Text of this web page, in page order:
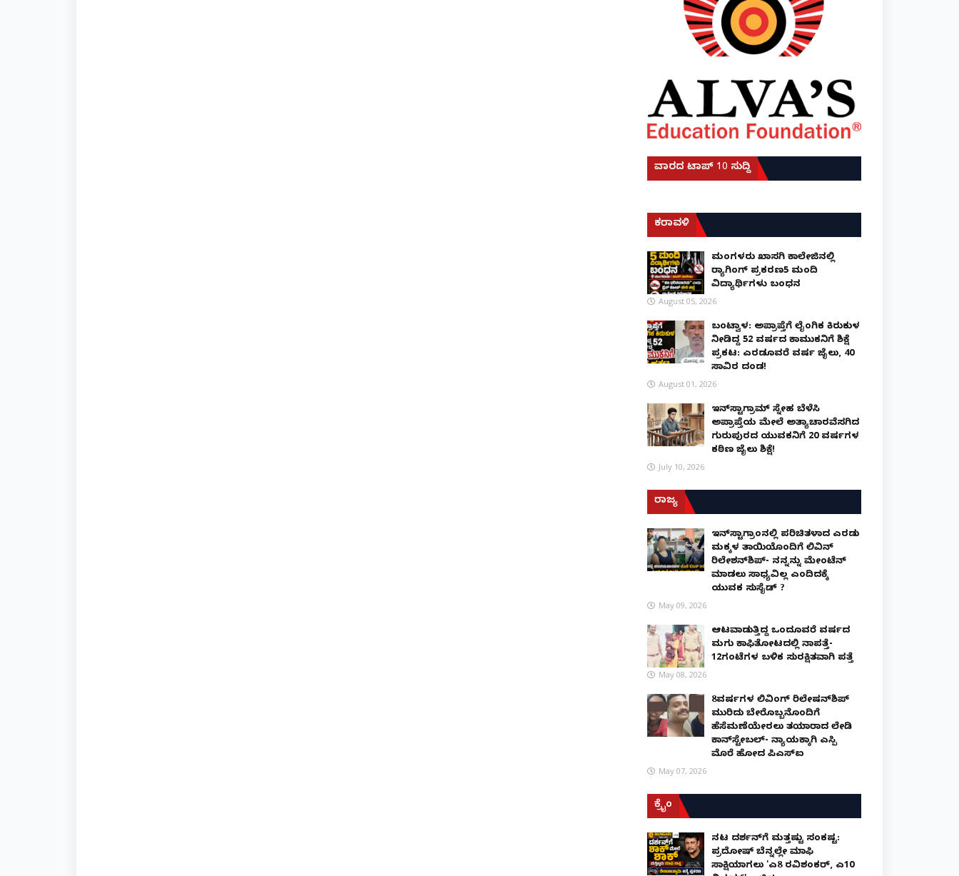
ವಾರದ ಟಾಪ್ 10 ಸುದ್ದಿ
ಕರಾವಳಿ
ಮಂಗಳೂರು ಖಾಸಗಿ ಕಾಲೇಜಿನಲ್ಲಿ
ರ‌್ಯಾಗಿಂಗ್ ಪ್ರಕರಣ5 ಮಂದಿ
ವಿದ್ಯಾರ್ಥಿಗಳು ಬಂಧನ
August 05, 2026
ಬಂಟ್ವಾಳ: ಅಪ್ರಾಪ್ತೆಗೆ ಲೈಂಗಿಕ ಕಿರುಕುಳ
ನೀಡಿದ್ದ 52 ವರ್ಷದ ಕಾಮುಕನಿಗೆ ಶಿಕ್ಷೆ
ಪ್ರಕಟ: ಎರಡೂವರೆ ವರ್ಷ ಜೈಲು, ₹40
ಸಾವಿರ ದಂಡ!
August 01, 2026
ಇನ್‌ಸ್ಟಾಗ್ರಾಮ್ ಸ್ನೇಹ ಬೆಳೆಸಿ
ಅಪ್ರಾಪ್ತೆಯ ಮೇಲೆ ಅತ್ಯಾಚಾರವೆಸಗಿದ
ಗುರುಪುರದ ಯುವಕನಿಗೆ 20 ವರ್ಷಗಳ
ಕಠಿಣ ಜೈಲು ಶಿಕ್ಷೆ!
July 10, 2026
ರಾಜ್ಯ
ಇನ್​ಸ್ಟಾಗ್ರಾಂನಲ್ಲಿ ಪರಿಚಿತಳಾದ ಎರಡು
ಮಕ್ಕಳ ತಾಯಿಯೊಂದಿಗೆ ಲಿವಿನ್
ರಿಲೇಶನ್​ಶಿಪ್- ನನ್ನನ್ನು ಮೇಂಟೆನ್
ಮಾಡಲು ಸಾಧ್ಯವಿಲ್ಲ ಎಂದಿದಕ್ಕೆ
ಯುವಕ ಸುಸೈಡ್ ?
May 09, 2026
ಆಟವಾಡುತ್ತಿದ್ದ ಒಂದೂವರೆ ವರ್ಷದ
ಮಗು ಕಾಫಿತೋಟದಲ್ಲಿ ನಾಪತ್ತೆ-
12ಗಂಟೆಗಳ ಬಳಿಕ ಸುರಕ್ಷಿತವಾಗಿ ಪತ್ತೆ
May 08, 2026
8ವರ್ಷಗಳ ಲಿವಿಂಗ್‌ ರಿಲೇಷನ್‌ಶಿಪ್
ಮುರಿದು ಬೇರೊಬ್ಬನೊಂದಿಗೆ
ಹೆಸೆಮಣೆಯೇರಲು ತಯಾರಾದ ಲೇಡಿ
ಕಾನ್‌ಸ್ಟೇಬಲ್- ನ್ಯಾಯಕ್ಕಾಗಿ ಎಸ್ಪಿ
ಮೊರೆ ಹೋದ ಪಿಎಸ್ಐ
May 07, 2026
ಕ್ರೈಂ
ನಟ ದರ್ಶನ್‌ಗೆ ಮತ್ತಷ್ಟು ಸಂಕಷ್ಟ:
ಪ್ರದೋಷ್ ಬೆನ್ನಲ್ಲೇ ಮಾಫಿ
ಸಾಕ್ಷಿಯಾಗಲು 'ಎ8 ರವಿಶಂಕರ್, ಎ10